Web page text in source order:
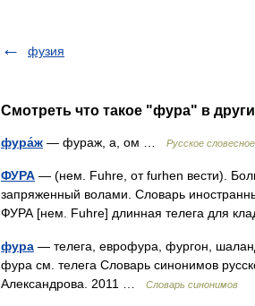
фузия
Смотреть что такое "фура" в
фура́ж — фураж, а, ом … Русское
ФУРА — (нем. Fuhre, от furhen вести).
запряженный волами. Словарь
ФУРА [нем. Fuhre] длинная телега для
фура — телега, еврофура, фургон,
фура см. телега Словарь синонимов
Александрова. 2011 …
Словарь синонимов